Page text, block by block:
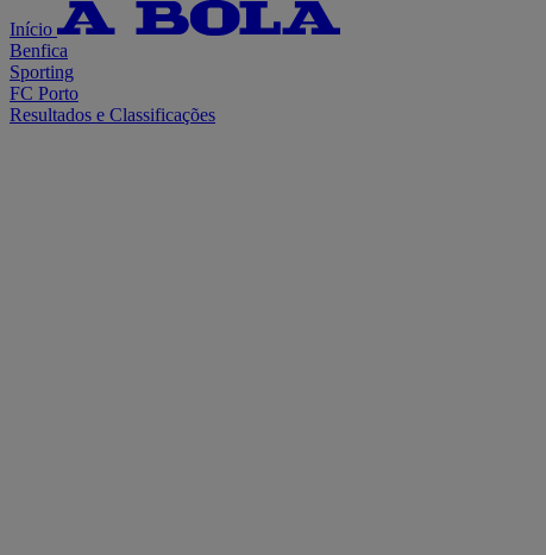
Início
Benfica
Sporting
FC Porto
Resultados e Classificações